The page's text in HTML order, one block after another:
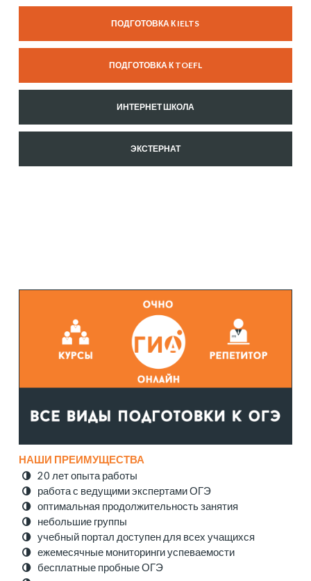
Предметы
(ГИА)
201502.10.2014
ПОДГОТОВКА К IELTS
ПОДГОТОВКА К TOEFL
ИНТЕРНЕТ ШКОЛА
ЭКСТЕРНАТ
НАШИ ПРЕИМУЩЕСТВА
20 лет опыта работы
работа с ведущими экспертами ОГЭ
оптимальная продолжительность занятия
небольшие группы
учебный портал доступен для всех учащихся
ежемесячные мониторинги успеваемости
бесплатные пробные ОГЭ